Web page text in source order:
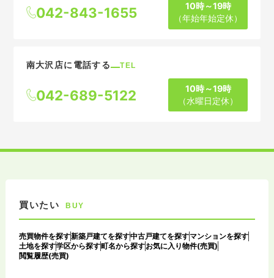
042-843-1655
10時～19時
（年始年始定休）
南大沢店に電話する TEL
042-689-5122
10時～19時
（水曜日定休）
買いたい BUY
売買物件を探す新築戸建てを探す中古戸建てを探すマンションを探す
土地を探す学区から探す町名から探すお気に入り物件(売買)
閲覧履歴(売買)